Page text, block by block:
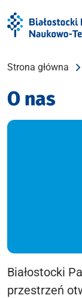
Strona główna
O nas
Białostocki
przestrzeń